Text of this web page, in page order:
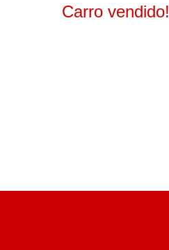
Carro vendido!